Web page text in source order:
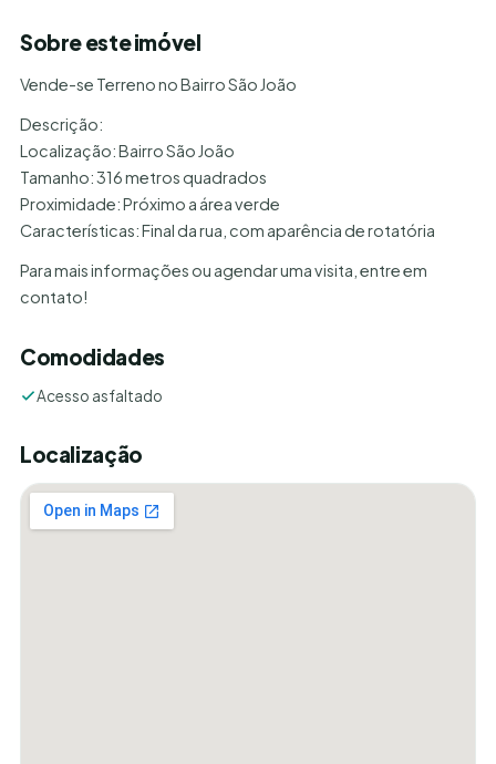
Sobre este imóvel
Vende-se Terreno no Bairro São João
Descrição:
Localização: Bairro São João
Tamanho: 316 metros quadrados
Proximidade: Próximo a área verde
Características: Final da rua, com aparência de rotatória
Para mais informações ou agendar uma visita, entre em
contato!
Comodidades
Acesso asfaltado
Localização